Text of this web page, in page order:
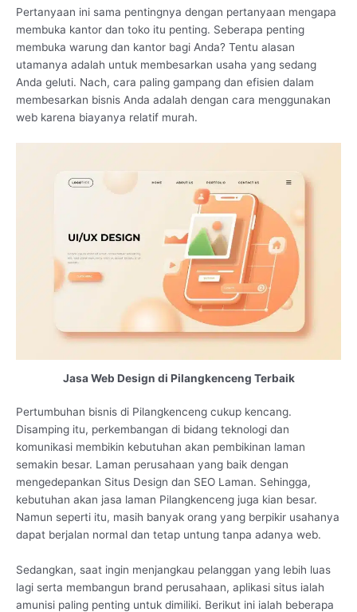
Pertanyaan ini sama pentingnya dengan pertanyaan mengapa
membuka kantor dan toko itu penting. Seberapa penting
membuka warung dan kantor bagi Anda? Tentu alasan
utamanya adalah untuk membesarkan usaha yang sedang
Anda geluti. Nach, cara paling gampang dan efisien dalam
membesarkan bisnis Anda adalah dengan cara menggunakan
web karena biayanya relatif murah.
Jasa Web Design di Pilangkenceng Terbaik
Pertumbuhan bisnis di Pilangkenceng cukup kencang.
Disamping itu, perkembangan di bidang teknologi dan
komunikasi membikin kebutuhan akan pembikinan laman
semakin besar. Laman perusahaan yang baik dengan
mengedepankan Situs Design dan SEO Laman. Sehingga,
kebutuhan akan jasa laman Pilangkenceng juga kian besar.
Namun seperti itu, masih banyak orang yang berpikir usahanya
dapat berjalan normal dan tetap untung tanpa adanya web.
Sedangkan, saat ingin menjangkau pelanggan yang lebih luas
lagi serta membangun brand perusahaan, aplikasi situs ialah
amunisi paling penting untuk dimiliki. Berikut ini ialah beberapa